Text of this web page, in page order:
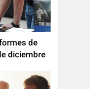
de
diciembre